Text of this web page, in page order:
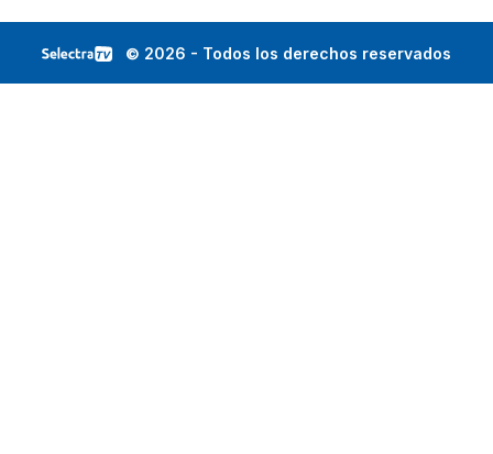
© 2026 - Todos los derechos reservados